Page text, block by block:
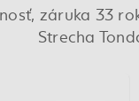
záruka 33
Strecha